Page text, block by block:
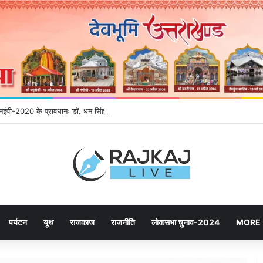
2020 के प्रावधानः डाॅ. धन सिंह रावत
पर्यटन यूथ राजकाज राजनीति लोकसभा चुनाव-2024 MORE